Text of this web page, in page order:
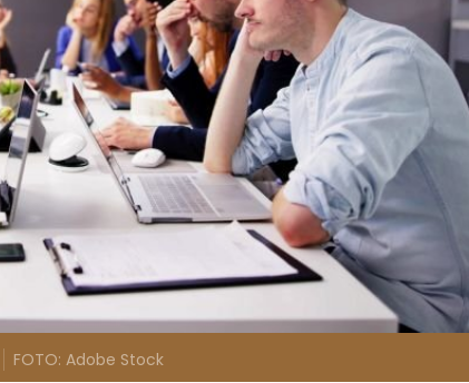
FOTO: Adobe Stock